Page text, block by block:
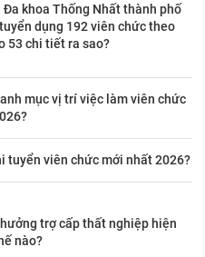
Đa khoa Thống Nhất thành phố
dụng 192 viên chức theo
53 chi tiết ra sao?
mục vị trí việc làm viên chức
tuyển viên chức mới nhất 2026?
trợ cấp thất nghiệp hiện
nào?